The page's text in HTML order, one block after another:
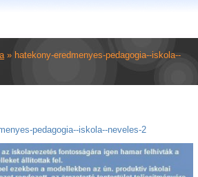
» hatekony-eredmenyes-pedagogia--iskola--
pedagogia--iskola--neveles-2